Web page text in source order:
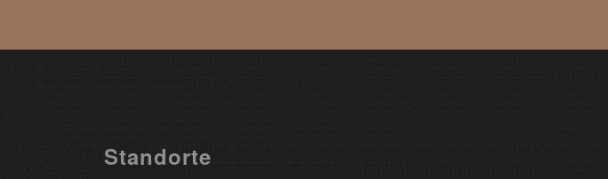
Standorte